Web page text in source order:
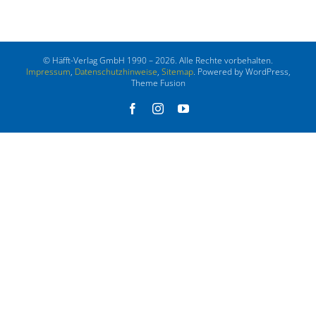
© Häfft-Verlag GmbH 1990 – 2026. Alle Rechte vorbehalten.
Impressum, Datenschutzhinweise, Sitemap. Powered by WordPress,
Theme Fusion
FacebookInstagramYouTube